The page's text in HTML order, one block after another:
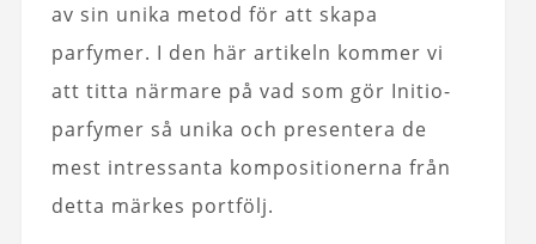
av sin unika metod för att skapa
parfymer. I den här artikeln kommer vi
att titta närmare på vad som gör Initio-
parfymer så unika och presentera de
mest intressanta kompositionerna från
detta märkes portfölj.